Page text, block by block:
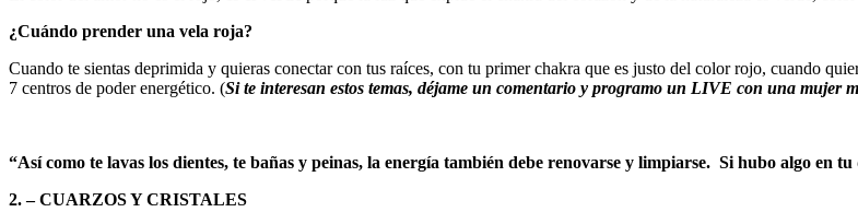
¿Cuándo prender una vela roja?
Cuando te sientas deprimida y quieras conectar con tus raíces, con tu primer chakra que es justo del color rojo, cuando
7 centros de poder energético. (Si te interesan estos temas, déjame un comentario y programo un LIVE con una mujer
“Así como te lavas los dientes, te bañas y peinas, la energía también debe renovarse y limpiarse. Si hubo algo en
2. – CUARZOS Y CRISTALES